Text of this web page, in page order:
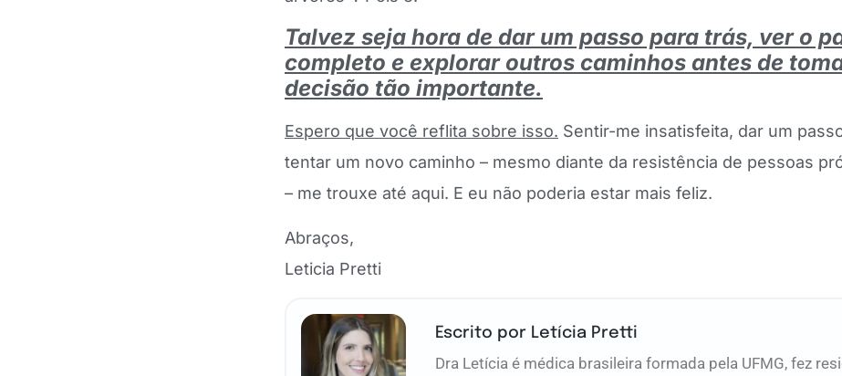
Talvez seja hora de dar um passo para trás, ver o
completo e explorar outros caminhos antes de
decisão tão importante.
Espero que você reflita sobre isso. Sentir-me insatisfeita, dar um
tentar um novo caminho – mesmo diante da resistência de pessoas
– me trouxe até aqui. E eu não poderia estar mais feliz.
Abraços,
Leticia Pretti
Escrito por Letícia Pretti
Dra Letícia é médica brasileira formada pela UFMG, fez